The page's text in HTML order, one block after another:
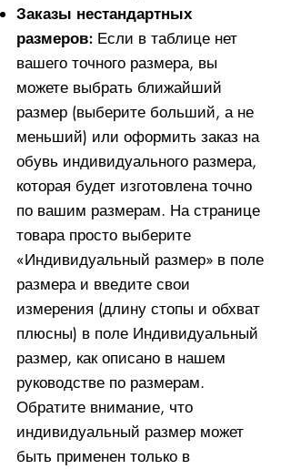
Заказы нестандартных
размеров: Если в таблице нет
вашего точного размера, вы
можете выбрать ближайший
размер (выберите больший, а не
меньший) или оформить заказ на
обувь индивидуального размера,
которая будет изготовлена ​​точно
по вашим размерам. На странице
товара просто выберите
«Индивидуальный размер» в поле
размера и введите свои
измерения (длину стопы и обхват
плюсны) в поле Индивидуальный
размер, как описано в нашем
руководстве по размерам.
Обратите внимание, что
индивидуальный размер может
быть применен только в